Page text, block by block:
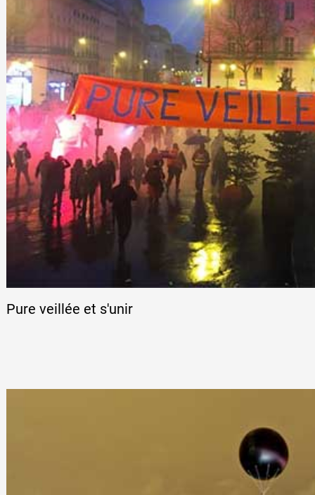
Pure veillée et s'unir